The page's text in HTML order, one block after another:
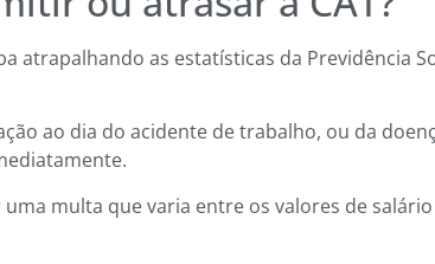
atrapalhando as estatísticas da Previdência
ao dia do acidente de trabalho, ou da
multa que varia entre os valores de salário